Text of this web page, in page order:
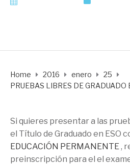
Home 2016 enero
25
PRUEBAS LIBRES DE GRADUADO
Si quieres presentar a las
el Título de Graduado en ESO
EDUCACIÓN PERMANENTE ,
preinscripción para el el